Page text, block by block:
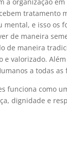
tratamento
e isso os
de maneira
de maneira
valorizado.
a todas
funciona como
dignidade e